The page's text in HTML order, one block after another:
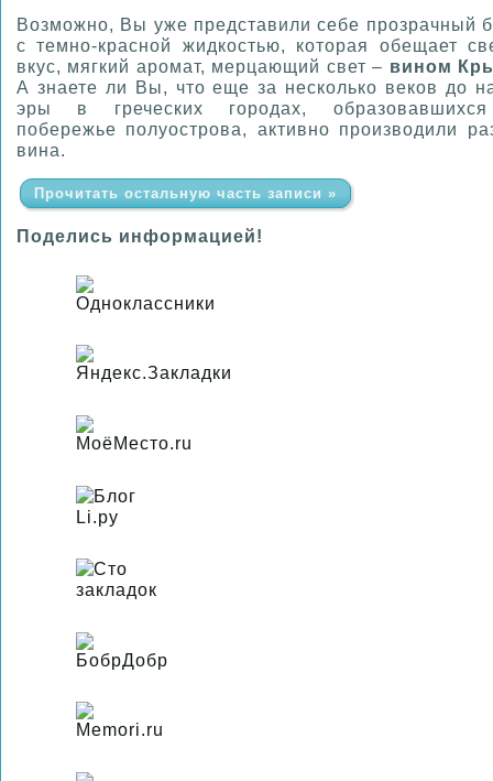
Возможно, Вы уже представили себе прозрачный
с темно-красной жидкостью, которая обещает
вкус, мягкий аромат, мерцающий свет – вином
А знаете ли Вы, что еще за несколько веков до
эры в греческих городах,
побережье полуострова, активно производили
вина.
Прочитать остальную часть записи »
Поделись информацией!